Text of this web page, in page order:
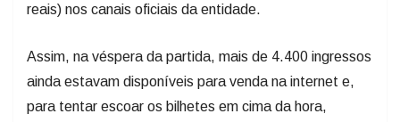
reais) nos canais oficiais da entidade.
Assim, na véspera da partida, mais de 4.400 ingressos
ainda estavam disponíveis para venda na internet e,
para tentar escoar os bilhetes em cima da hora,